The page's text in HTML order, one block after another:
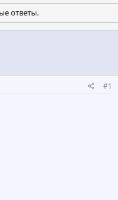
ответы.
#1